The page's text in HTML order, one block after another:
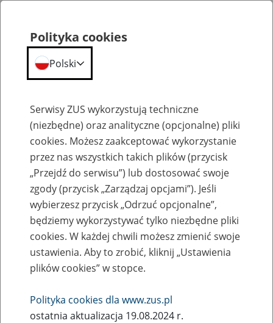
Aktualności
Edukacja z ZUS: współpraca z Uczelnią
Łazarskiego w Warszawie
listopada
2022
Polityka cookies
Polski
Serwisy ZUS wykorzystują techniczne
(niezbędne) oraz analityczne (opcjonalne) pliki
cookies. Możesz zaakceptować wykorzystanie
przez nas wszystkich takich plików (przycisk
„Przejdź do serwisu”) lub dostosować swoje
zgody (przycisk „Zarządzaj opcjami”). Jeśli
wybierzesz przycisk „Odrzuć opcjonalne”,
będziemy wykorzystywać tylko niezbędne pliki
cookies. W każdej chwili możesz zmienić swoje
ustawienia. Aby to zrobić, kliknij „Ustawienia
plików cookies” w stopce.
Polityka cookies dla www.zus.pl
ostatnia aktualizacja 19.08.2024 r.